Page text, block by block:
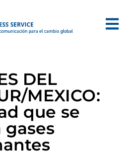
DEL
MEXICO:
que se